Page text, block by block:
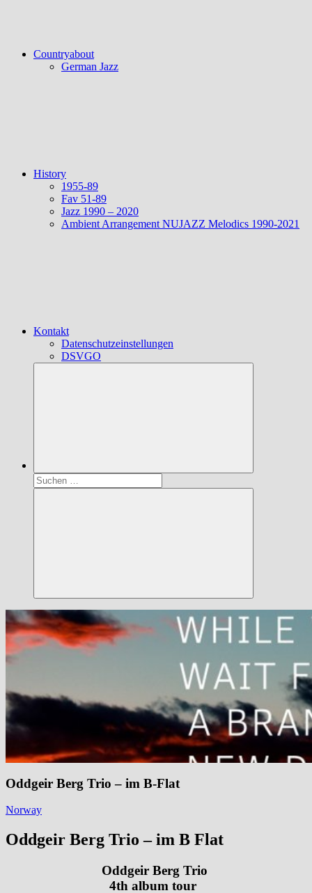
Countryabout
German Jazz
History
1955-89
Fav 51-89
Jazz 1990 – 2020
Ambient Arrangement NUJAZZ Melodics 1990-2021
Kontakt
Datenschutzeinstellungen
DSVGO
Suchen
nach:
Suchen
Oddgeir Berg Trio – im B-Flat
Norway
Oddgeir Berg Trio – im B Flat
Oddgeir Berg Trio
4th album tour